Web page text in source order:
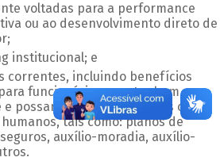
voltadas para a performance
ou ao desenvolvimento direto de
institucional; e
correntes, incluindo benefícios
funcionários, que tenham
possam ser caracterizados como
tais como: planos de
auxílio-moradia, auxílio-